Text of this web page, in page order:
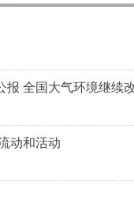
报 全国大气环境继续
动和活动